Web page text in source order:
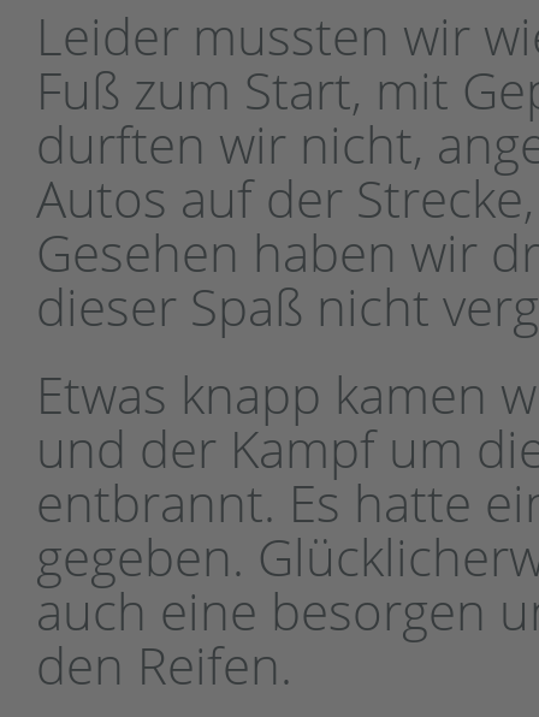
Leider mussten wir
Fuß zum Start, mit
durften wir nicht,
Autos auf der
Gesehen haben wir
dieser Spaß nicht
Etwas knapp kamen
und der Kampf um
entbrannt. Es hatte
gegeben.
auch eine besorgen
den Reifen.